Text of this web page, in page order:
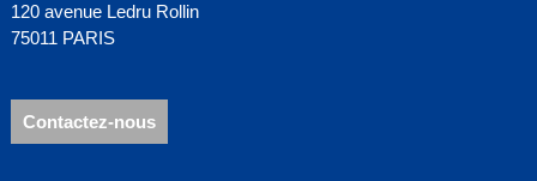
120 avenue Ledru Rollin
75011 PARIS
Contactez-nous